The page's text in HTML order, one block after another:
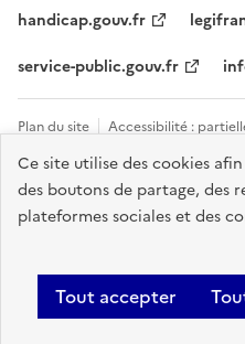
Ce site utilise des cookies
des boutons de partage, des
plateformes sociales et des
Tout accepter
handicap.gouv.fr
service-public.gouv.fr
Plan du site Accessibilité :
Données personnelles et cookies
Gestion des cookies